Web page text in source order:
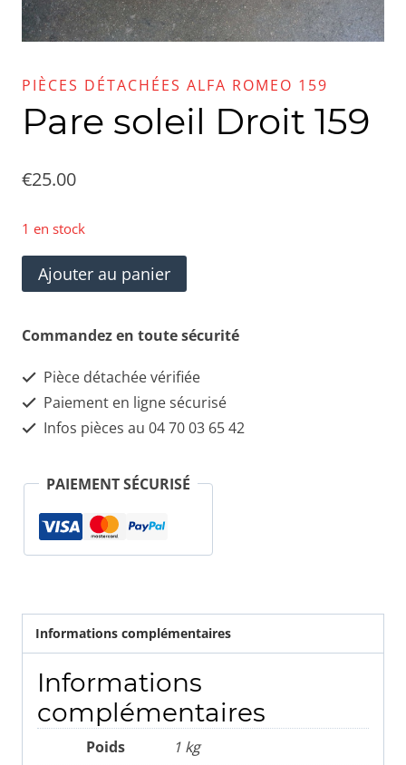
PIÈCES DÉTACHÉES ALFA ROMEO 159
Pare soleil Droit 159
€25.00
1 en stock
quantité
de
Pare
Droit
159
Ajouter au panier
Commandez en toute sécurité
Pièce détachée vérifiée
Paiement en ligne sécurisé
Infos pièces au 04 70 03 65 42
PAIEMENT SÉCURISÉ
Informations complémentaires
Informations
complémentaires
Poids 1 kg